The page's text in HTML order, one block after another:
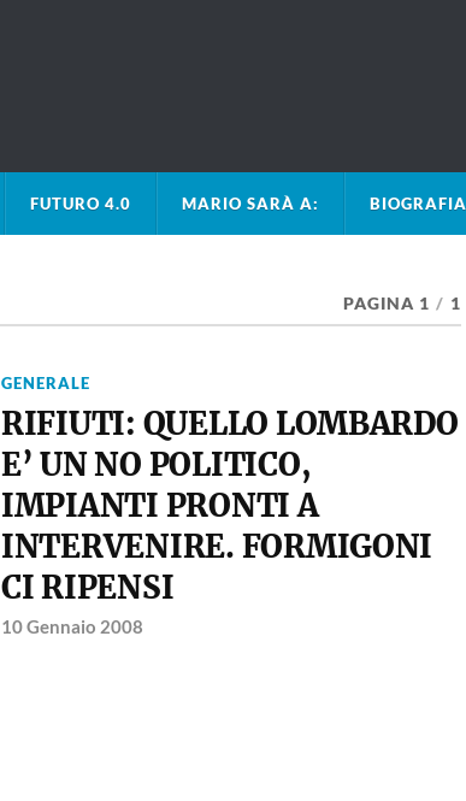
FUTURO 4.0 MARIO SARÀ A: BIOGRAFIA
PAGINA 1 / 1
GENERALE
RIFIUTI: QUELLO LOMBARDO
E’ UN NO POLITICO,
IMPIANTI PRONTI A
INTERVENIRE. FORMIGONI
CI RIPENSI
10 Gennaio 2008